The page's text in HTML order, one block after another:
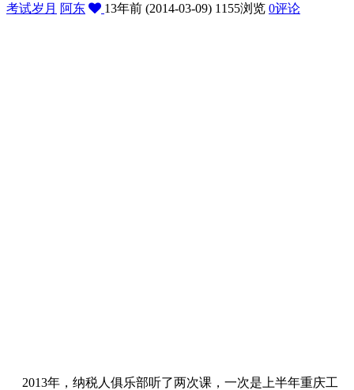
考试岁月 阿东 13年前 (2014-03-09) 1155浏览 0评论
2013年，纳税人俱乐部听了两次课，一次是上半年重庆工